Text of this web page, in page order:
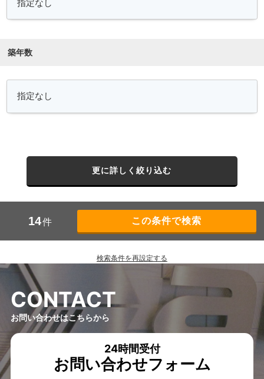
築年数
更に詳しく絞り込む
14件
検索条件を再設定する
CONTACT
お問い合わせはこちらから
24時間受付
お問い合わせフォーム